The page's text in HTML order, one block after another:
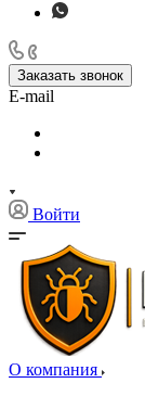
Заказать звонок
E-mail
Войти
О компания